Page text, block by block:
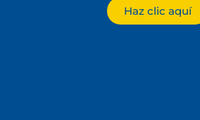
Haz clic aquí